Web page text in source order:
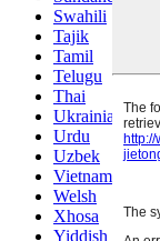
Swahili
Tajik
Tamil
Telugu
Thai
Ukrainian
Urdu
Uzbek
Vietnamese
Welsh
Xhosa
Yiddish